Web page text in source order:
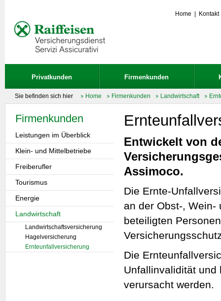
Home Kontakt
Privatkunden Firmenkunden
Sie befinden sich hier Home Firmenkunden Landwirtschaft
Entwickelt von
Assimoco.
Die Ernte-
an der Obst-, Wein-
beteiligten
Die
Unfallinvalidität und
verursacht werden.
Firmenkunden
Leistungen im Überblick
Klein- und Mittelbetriebe
Freiberufler
Tourismus
Energie
Landwirtschaft
Landwirtschaftsversicherung
Hagelversicherung
Ernteunfallversicherung